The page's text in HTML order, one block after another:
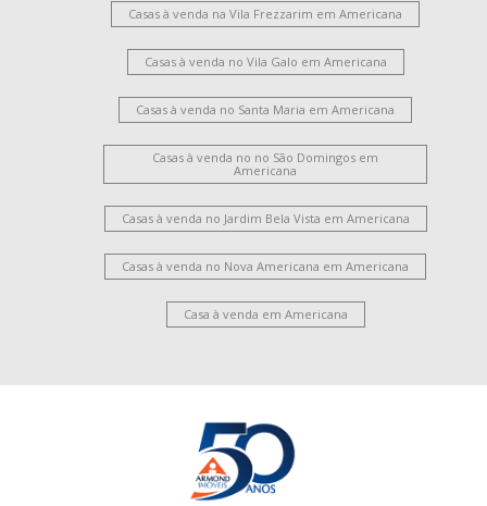
Casas à venda na Vila Frezzarim em Americana
Casas à venda no Vila Galo em Americana
Casas à venda no Santa Maria em Americana
Casas à venda no no São Domingos em
Americana
Casas à venda no Jardim Bela Vista em Americana
Casas à venda no Nova Americana em Americana
Casa à venda em Americana